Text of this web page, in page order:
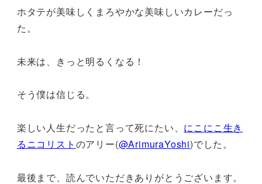
ホタテが美味しくまろやかな美味しいカレーだっ
た。
未来は、きっと明るくなる！
そう僕は信じる。
楽しい人生だったと言って死にたい、 にこにこ生き
るニコリスト のアリー(@ArimuraYoshi)でした。
最後まで、読んでいただきありがとうございます。